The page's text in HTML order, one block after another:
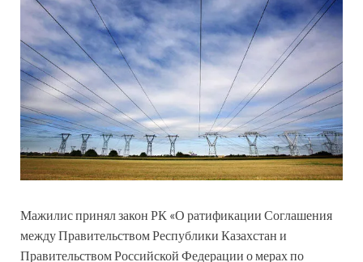
Мажилис принял закон РК «О ратификации Соглашения
между Правительством Республики Казахстан и
Правительством Российской Федерации о мерах по